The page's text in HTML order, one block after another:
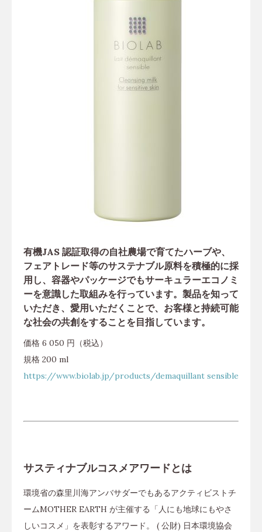
有機JAS 認証取得の自社農場で育てたハーブや、
フェアトレード等のサステナブル原料を積極的に採
用し、容器やパッケージでもサーキュラーエコノミ
ーを意識した取組みを行っています。製品を知って
いただき、愛用いただくことで、お客様と持続可能
な社会の共創をすることを目指しています。
価格 6 050 円（税込）
規格 200 ml
https://www.biolab.jp/products/demaquillant sensible
サスティナブルコスメアワードとは
環境省の森里川海アンバサダーでもあるアクティビストチ
ームMOTHER EARTH が主催する「人にも地球にもやさ
しいコスメ」を表彰するアワード。 ( 公財) 日本環境協会